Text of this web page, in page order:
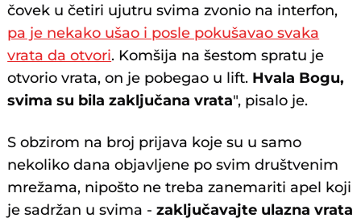
čovek u četiri ujutru svima zvonio na interfon,
pa je nekako ušao i posle pokušavao svaka
vrata da otvori. Komšija na šestom spratu je
otvorio vrata, on je pobegao u lift. Hvala Bogu,
svima su bila zaključana vrata", pisalo je.
S obzirom na broj prijava koje su u samo
nekoliko dana objavljene po svim društvenim
mrežama, nipošto ne treba zanemariti apel koji
je sadržan u svima - zaključavajte ulazna vrata